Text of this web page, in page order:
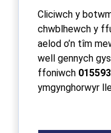
Cliciwch y
chwblhewch y
aelod o’n tîm
well gennych
ffoniwch
ymgynghorwyr